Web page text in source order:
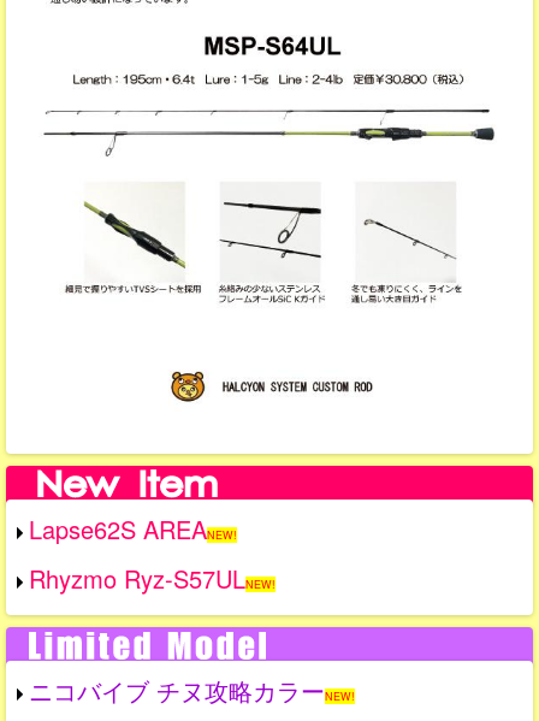
Lapse62S AREANEW!
Rhyzmo Ryz-S57ULNEW!
ニコバイブ チヌ攻略カラーNEW!